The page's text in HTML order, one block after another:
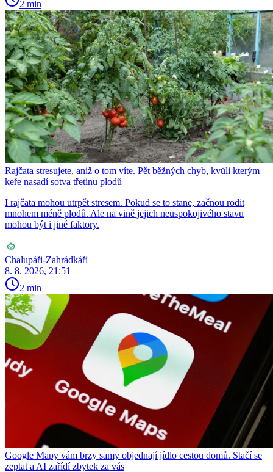
2 min
Rajčata stresujete, aniž o tom víte. Pět běžných chyb, kvůli kterým
keře nasadí sotva třetinu plodů
I rajčata mohou utrpět stresem. Pokud se to stane, začnou rodit
mnohem méně plodů. Ale na vině jejich neuspokojivého stavu
mohou být i jiné faktory.
Chalupáři-Zahrádkáři
8. 8. 2026, 21:51
2 min
Google Mapy vám brzy samy objednají jídlo cestou domů. Stačí se
zeptat a AI zařídí zbytek za vás